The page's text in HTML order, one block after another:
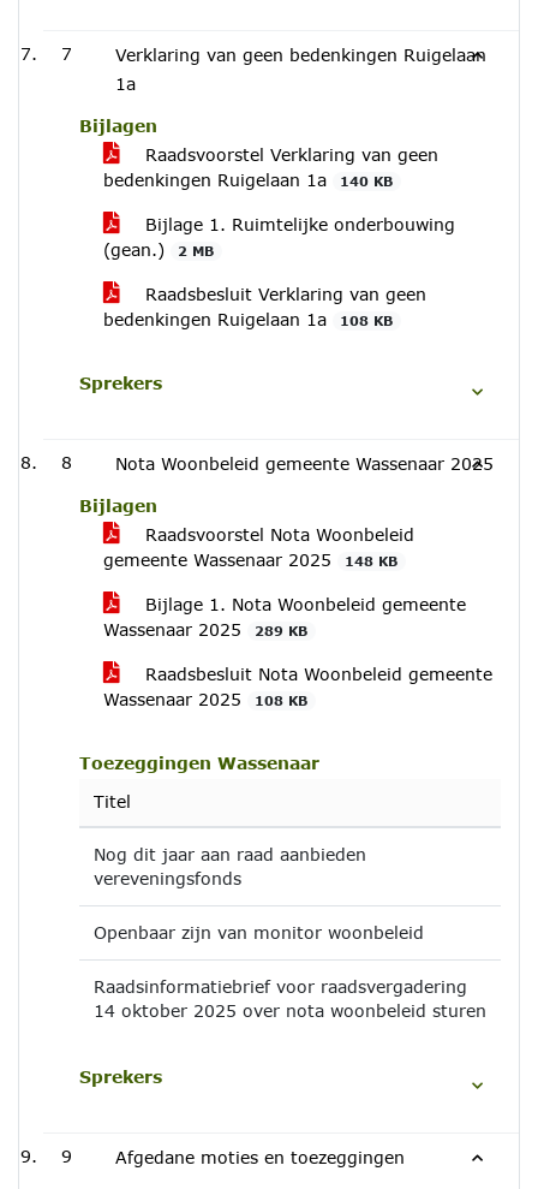
7
Verklaring van geen bedenkingen Ruigelaan
1a
Bijlagen
Raadsvoorstel Verklaring van geen
bedenkingen Ruigelaan 1a
140 KB
Bijlage 1. Ruimtelijke onderbouwing
(gean.)
2 MB
Raadsbesluit Verklaring van geen
bedenkingen Ruigelaan 1a
108 KB
Sprekers
8 Nota Woonbeleid gemeente Wassenaar 2025
Bijlagen
Raadsvoorstel Nota Woonbeleid
gemeente Wassenaar 2025
148 KB
Bijlage 1. Nota Woonbeleid gemeente
Wassenaar 2025
289 KB
Raadsbesluit Nota Woonbeleid gemeente
Wassenaar 2025
108 KB
Toezeggingen Wassenaar
Titel
Nog dit jaar aan raad aanbieden
vereveningsfonds
Openbaar zijn van monitor woonbeleid
Raadsinformatiebrief voor raadsvergadering
14 oktober 2025 over nota woonbeleid sturen
Sprekers
9 Afgedane moties en toezeggingen